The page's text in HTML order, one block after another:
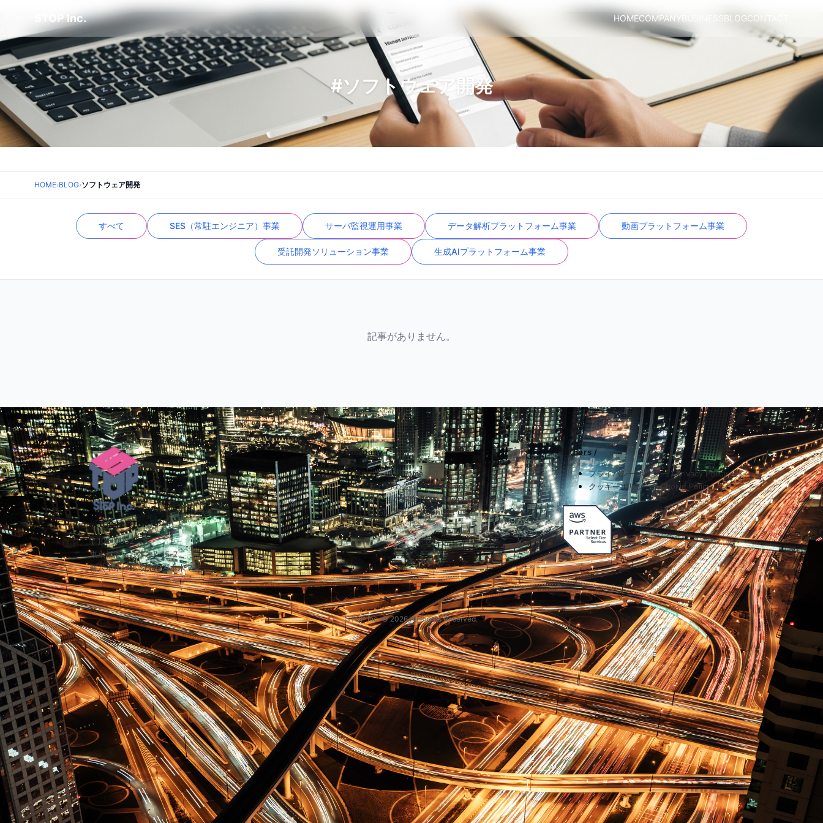
STOP Inc. HOMECOMPANY BUSINESSBLOGCONTACT
#ソフトウェア開発
HOME›BLOG›ソフトウェア開発
すべて SES（常駐エンジニア）事業 サーバ監視運用事業 データ解析プラットフォーム事業 動画プラットフォーム事業
受託開発ソリューション事業 生成AIプラットフォーム事業
記事がありません。
株式会社 STOP
〒106-0032
東京都港区六本木7-15-7
新六本木ビル SENQ六本木 7階
Company /
ホーム / Home
私たちの会社 / Our Company
私たちの事業 / Our Business
お問い合わせ / Contact us
Others /
プライバシーポリシー / Privacy Policy
クッキーポリシー / Cookie Policy
STOP Inc. © 2026 All Rights Reserved.